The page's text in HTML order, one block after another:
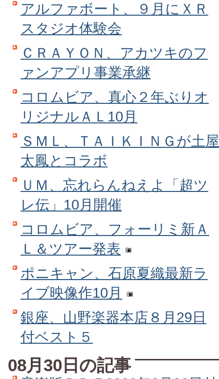
アルファボート、９月にＸＲ
スタジオ体験会
ＣＲＡＹＯＮ、アカツキのフ
ァンアプリ事業承継
コロムビア、真心２年ぶりオ
リジナルＡＬ10月
ＳＭＬ、ＴＡＩＫＩＮＧが土屋
太鳳とコラボ
ＵＭ、忘れらんねえよ「超ツ
レ伝」10月開催
コロムビア、フォーリミ新Ａ
Ｌ＆ツアー発表
ポニキャン、石原夏織最新ラ
イブ映像作10月
銀座、山野楽器本店８月29日
付ベスト５
08月30日の記事